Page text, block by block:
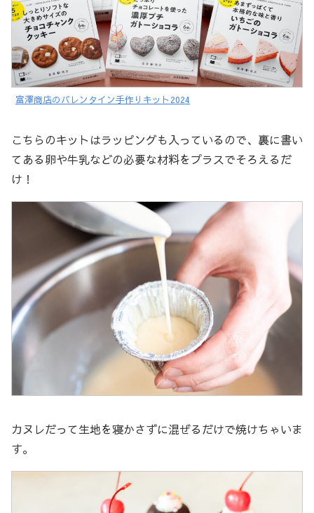
富澤商店のバレンタイン手作りキット2024
こちらのキットはラッピングも入っているので、裏に書い
てある卵や牛乳などの必要な材料をプラスでそろえるだ
け！
カヌレだって生地を寝かさずに混ぜるだけで焼けちゃいま
す。